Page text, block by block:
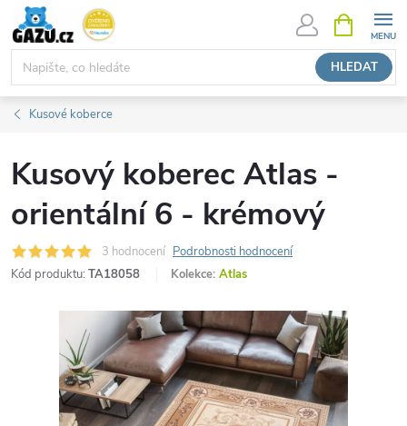
Přejít
obsah
HLEDAT
NÁKUPNÍ
KOŠÍK
Kusové koberce
Kusový koberec Atlas -
orientální 6 - krémový
3 hodnocení Podrobnosti hodnocení
Kód produktu: TA18058 Kolekce: Atlas